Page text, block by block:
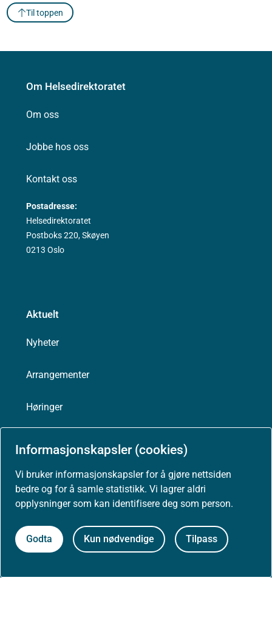
Informasjonskapsler (cookies)
Vi bruker informasjonskapsler for å gjøre nettsiden
bedre og for å samle statistikk. Vi lagrer aldri
opplysninger som kan identifisere deg som person.
Godta Kun nødvendige Tilpass
Til toppen
Om Helsedirektoratet
Om oss
Jobbe hos oss
Kontakt oss
Postadresse:
Helsedirektoratet
Postboks 220, Skøyen
0213 Oslo
Aktuelt
Nyheter
Arrangementer
Høringer
Om nettstedet
Personvernerklæring